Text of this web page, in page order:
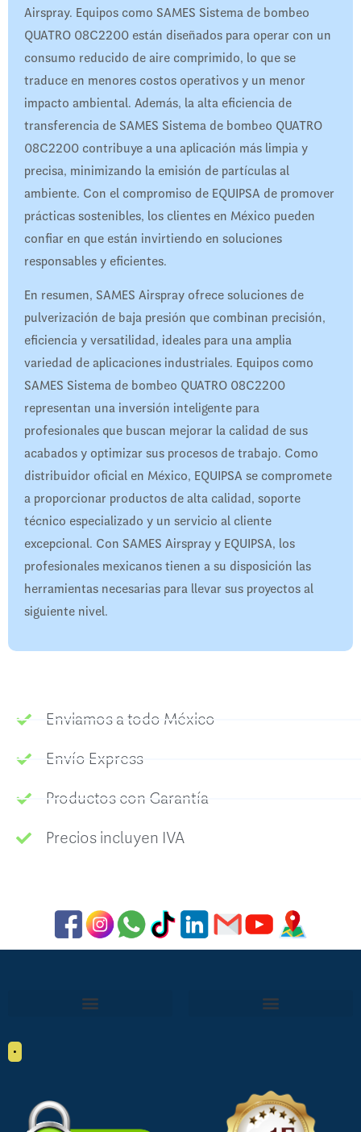
Airspray. Equipos como SAMES Sistema de bombeo
QUATRO 08C2200 están diseñados para operar con un
consumo reducido de aire comprimido, lo que se
traduce en menores costos operativos y un menor
impacto ambiental. Además, la alta eficiencia de
transferencia de SAMES Sistema de bombeo QUATRO
08C2200 contribuye a una aplicación más limpia y
precisa, minimizando la emisión de partículas al
ambiente. Con el compromiso de EQUIPSA de promover
prácticas sostenibles, los clientes en México pueden
confiar en que están invirtiendo en soluciones
responsables y eficientes.​
En resumen, SAMES Airspray ofrece soluciones de
pulverización de baja presión que combinan precisión,
eficiencia y versatilidad, ideales para una amplia
variedad de aplicaciones industriales. Equipos como
SAMES Sistema de bombeo QUATRO 08C2200
representan una inversión inteligente para
profesionales que buscan mejorar la calidad de sus
acabados y optimizar sus procesos de trabajo. Como
distribuidor oficial en México, EQUIPSA se compromete
a proporcionar productos de alta calidad, soporte
técnico especializado y un servicio al cliente
excepcional. Con SAMES Airspray y EQUIPSA, los
profesionales mexicanos tienen a su disposición las
herramientas necesarias para llevar sus proyectos al
siguiente nivel.​
Enviamos a todo México
Envío Express
Productos con Garantía
Precios incluyen IVA
•